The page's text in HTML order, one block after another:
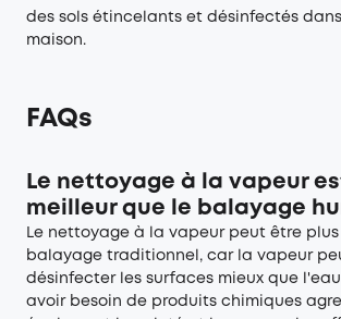
des sols étincelants et désinfectés
maison.
FAQs
Le nettoyage à la vapeur
meilleur que le balayage
Le nettoyage à la vapeur peut être
balayage traditionnel, car la vapeur
désinfecter les surfaces mieux que l'eau
avoir besoin de produits chimiques